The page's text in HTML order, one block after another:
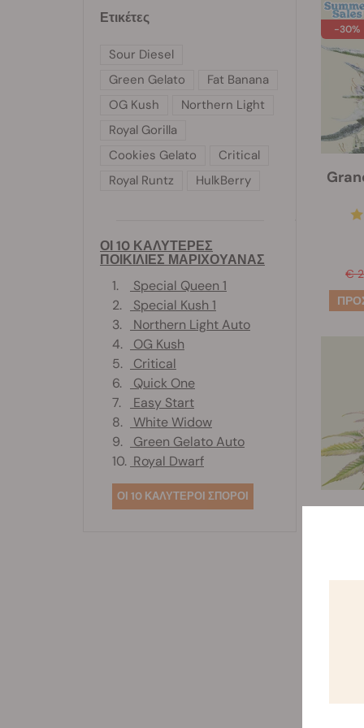
-30%
€
Ετικέτες
Sour Diesel
Green Gelato
Fat Banana
OG Kush
Northern Light
Royal Gorilla
Cookies Gelato
Critical
Royal Runtz
HulkBerry
ΟΙ 10 ΚΑΛΥΤΕΡΕΣ
ΠΟΙΚΙΛΙΕΣ ΜΑΡΙΧΟΥΑΝΑΣ
1.
Special Queen 1
2.
Special Kush 1
3.
Northern Light Auto
4.
OG Kush
5.
Critical
6.
Quick One
7.
Easy Start
8.
White Widow
9.
Green Gelato Auto
10. Royal Dwarf
ΟΙ 10 ΚΑΛΥΤΕΡΟΙ ΣΠΟΡΟΙ